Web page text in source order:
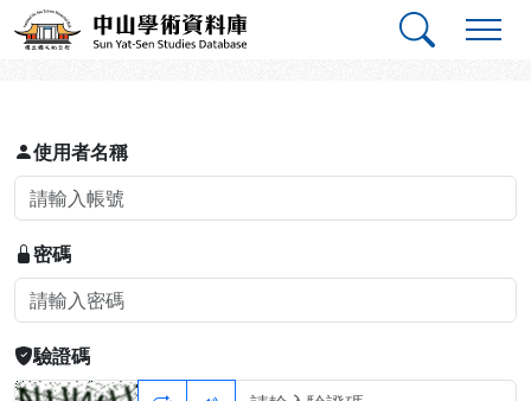
跳到主要內容
中山學術資料庫
登入
使用者名稱
密碼
驗證碼